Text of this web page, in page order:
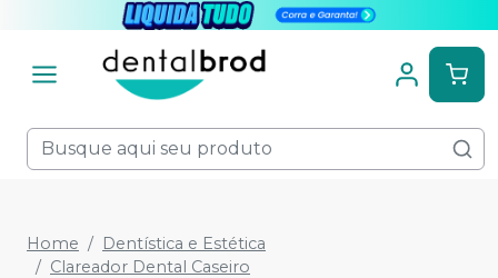
Home
Dentística e Estética
Clareador Dental Caseiro